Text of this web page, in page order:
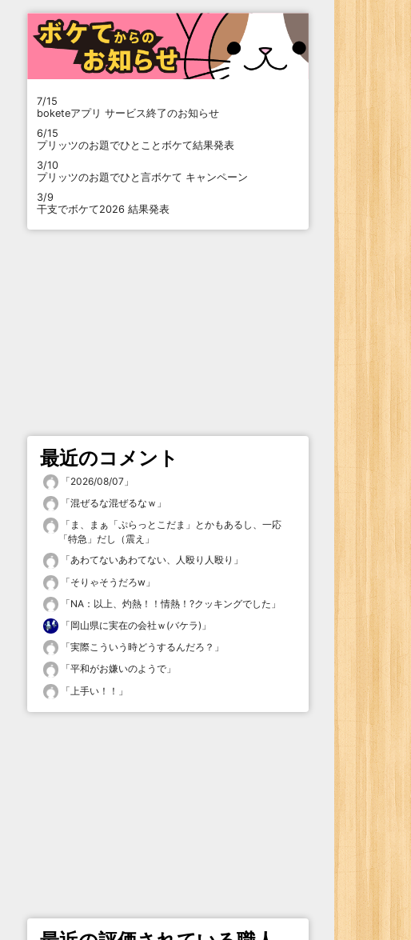
7/15
boketeアプリ サービス終了のお知らせ
6/15
プリッツのお題でひとことボケて結果発表
3/10
プリッツのお題でひと言ボケて キャンペーン
3/9
干支でボケて2026 結果発表
最近のコメント
「2026/08/07 」
「混ぜるな混ぜるなｗ 」
「 ま、まぁ「ぷらっとこだま」とかもあるし、一応
「特急」だし（震え 」
「あわてないあわてない、人殴り人殴り 」
「そりゃそうだろw 」
「NA：以上、灼熱！！情熱！?クッキングでした 」
「岡山県に実在の会社ｗ(バケラ) 」
「実際こういう時どうするんだろ？ 」
「平和がお嫌いのようで 」
「 上手い！！ 」